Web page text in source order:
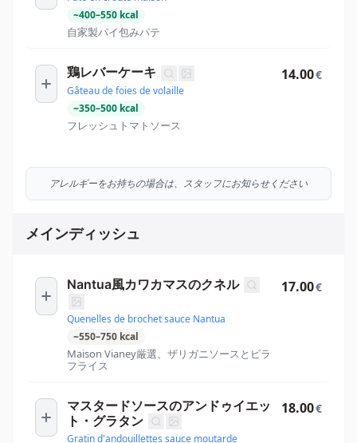
~400–550 kcal
自家製パイ包みパテ
鶏レバーケーキ
Gâteau de foies de volaille
~350–500 kcal
フレッシュトマトソース
14.00€
アレルギーをお持ちの場合は、スタッフにお知らせください
メインディッシュ
Nantua風カワカマスのクネル
Quenelles de brochet sauce Nantua
~550–750 kcal
Maison Vianey厳選、ザリガニソースとピラ
フライス
17.00€
マスタードソースのアンドゥイエッ
ト・グラタン
Gratin d'andouillettes sauce moutarde
18.00€